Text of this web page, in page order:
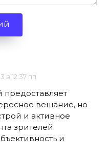
в 12:37 пп
вещание, но
и активное
зрителей
и